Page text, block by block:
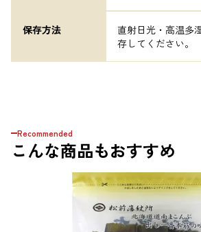
保存方法
直射日光・高温多
存してください。
Recommended
こんな商品もおすすめ